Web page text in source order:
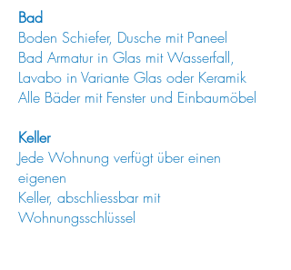
Bad
Boden Schiefer, Dusche mit Paneel
Bad Armatur in Glas mit Wasserfall,
Lavabo in Variante Glas oder Keramik
Alle Bäder mit Fenster und Einbaumöbel
Keller
Jede Wohnung verfügt über einen
eigenen
Keller, abschliessbar mit
Wohnungsschlüssel